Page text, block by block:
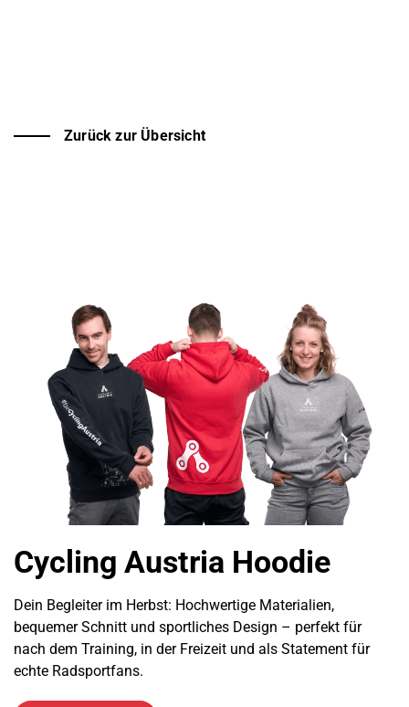
Zurück zur Übersicht
Cycling Austria Hoodie
Dein Begleiter im Herbst: Hochwertige Materialien,
bequemer Schnitt und sportliches Design – perfekt für
nach dem Training, in der Freizeit und als Statement für
echte Radsportfans.